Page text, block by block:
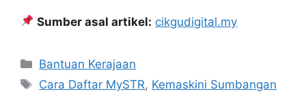
Sumber asal artikel: cikgudigital.my
Categories
Bantuan Kerajaan
Tags
Cara Daftar MySTR, Kemaskini Sumbangan